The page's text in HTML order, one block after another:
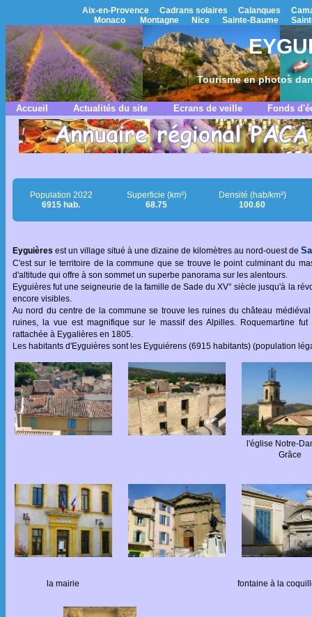
Aix-en-Provence Cadrans solaires Calanques
Monaco
Montagne Nice Sainte-Baume
Tourisme en photos
Accueil Actualités du site Ecrans de veille Fonds
Population 2022
6915 hab.
Superficie (km²)
68.75
Densité (hab/km²)
100.60
Eyguières est un village situé à une dizaine de kilomètres au nord-ouest de
C'est sur le territoire de la commune que se trouve le point culminant du
d'altitude qui offre à son sommet un superbe panorama sur les alentours.
Eyguières fut une seigneurie de la famille de Sade du XV° siècle jusqu'à la
encore visibles.
Au nord du centre de la commune se trouve les ruines du château
ruines, la vue est magnifique sur le massif des Alpilles. Roquemartine
rattachée à Eygalières en 1805.
Les habitants d'Eyguières sont les Eyguiérens (6915 habitants) (population
l'église Notre-
Grâce
la mairie fontaine à la